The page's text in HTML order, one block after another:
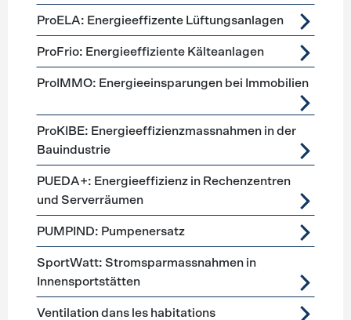
ProELA: Energieeffizente Lüftungsanlagen
ProFrio: Energieeffiziente Kälteanlagen
ProIMMO: Energieeinsparungen bei Immobilien
ProKIBE: Energieeffizienzmassnahmen in der
Bauindustrie
PUEDA+: Energieeffizienz in Rechenzentren
und Serverräumen
PUMPIND: Pumpenersatz
SportWatt: Stromsparmassnahmen in
Innensportstätten
Ventilation dans les habitations